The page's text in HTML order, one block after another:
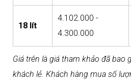
18 lít
4.102.000 -
4.300.000
Giá trên là giá tham khảo đã bao
khách lẻ. Khách hàng mua số